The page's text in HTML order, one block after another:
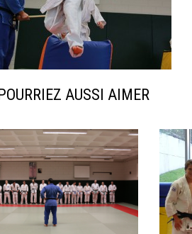
AUSSI AIMER